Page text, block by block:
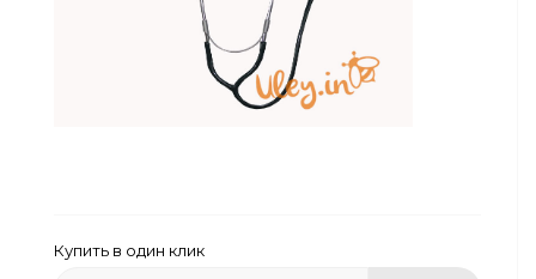
Энергопитание
Купить в один клик